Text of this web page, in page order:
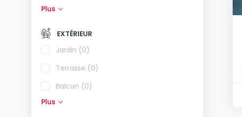
Cuisine équipée (1)
Cuisine ouverte (1)
Toilettes séparées (0)
Plus
EXTÉRIEUR
Jardin (0)
Terrasse (0)
Balcon (0)
Piscine (0)
Plus